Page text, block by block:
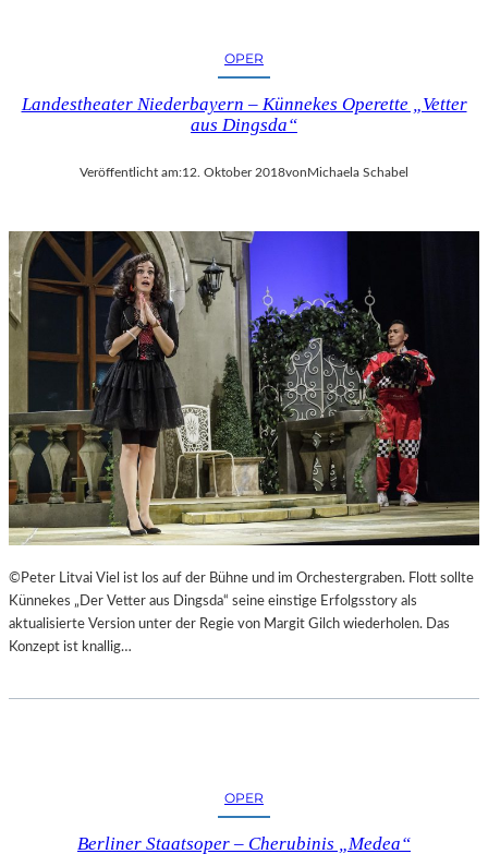
OPER
Landestheater Niederbayern – Künnekes Operette „Vetter
aus Dingsda“
Veröffentlicht am:12. Oktober 2018vonMichaela Schabel
©Peter Litvai Viel ist los auf der Bühne und im Orchestergraben. Flott sollte
Künnekes „Der Vetter aus Dingsda“ seine einstige Erfolgsstory als
aktualisierte Version unter der Regie von Margit Gilch wiederholen. Das
Konzept ist knallig…
OPER
Berliner Staatsoper – Cherubinis „Medea“